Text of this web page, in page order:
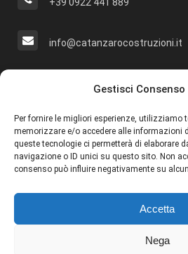
Gestisci Consenso
Per fornire le migliori esperienze, utilizziamo
memorizzare e/o accedere alle informazioni
queste tecnologie ci permetterà di elaborare
navigazione o ID unici su questo sito. Non
consenso può influire negativamente su
Accetta
Nega
info@catanzarocostruzioni.it
Cerca Nel Sito
Social